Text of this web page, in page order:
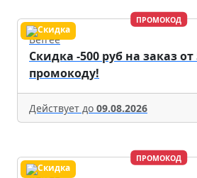
ПРОМОКОД
Befree
Скидка -500 руб на заказ от
промокоду!
Действует до 09.08.2026
ПРОМОКОД